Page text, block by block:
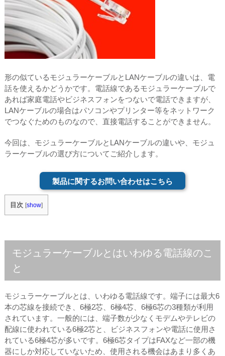
形の似ているモジュラーケーブルとLANケーブルの違いは、電
話を使えるかどうかです。電話線であるモジュラーケーブルで
あれば家庭電話やビジネスフォンをつないで電話できますが、
LANケーブルの場合はパソコンやプリンター等をネットワーク
でつなぐためのものなので、直接電話することができません。
今回は、モジュラーケーブルとLANケーブルの違いや、モジュ
ラーケーブルの選び方についてご紹介します。
製品に関するお問い合わせはこちら
目次 [show]
モジュラーケーブルとはいわゆる電話線のこ
と
モジュラーケーブルとは、いわゆる電話線です。端子には最大6
本の芯線を接続でき、6極2芯、6極4芯、6極6芯の3種類が利用
されています。一般的には、端子数が少なくモデムやテレビの
配線に使われている6極2芯と、ビジネスフォンや電話に使用さ
れている6極4芯が多いです。6極6芯タイプはFAXなど一部の機
器にしか対応していないため、使用される機会はあまり多くあ